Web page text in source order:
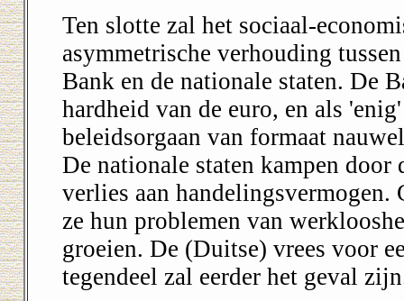
Ten slotte zal het sociaal-
asymmetrische verhouding
Bank en de nationale staten. De
hardheid van de euro, en als
beleidsorgaan van formaat
De nationale staten kampen door
verlies aan handelingsvermogen.
ze hun problemen van
groeien. De (Duitse) vrees voor
tegendeel zal eerder het geval